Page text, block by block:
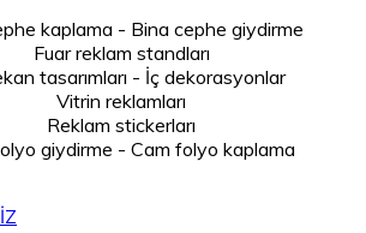
kaplama - Bina cephe giydirme
Fuar reklam standları
tasarımları - İç dekorasyonlar
Vitrin reklamları
Reklam stickerları
giydirme - Cam folyo kaplama